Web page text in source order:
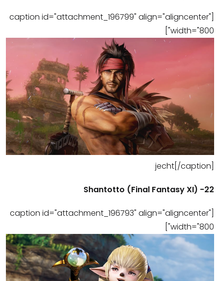
[caption id="attachment_196799" align="aligncenter"
width="800"]
jecht[/caption]
22- (Shantotto (Final Fantasy XI
[caption id="attachment_196793" align="aligncenter"
width="800"]